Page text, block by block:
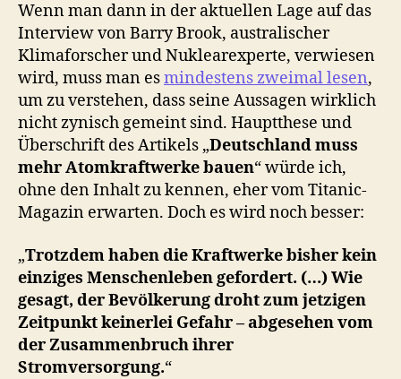
Wenn man dann in der aktuellen Lage auf das
Interview von Barry Brook, australischer
Klimaforscher und Nuklearexperte, verwiesen
wird, muss man esmindestens zweimal lesen,
um zu verstehen, dass seine Aussagen wirklich
nicht zynisch gemeint sind. Hauptthese und
Überschrift des Artikels „Deutschland muss
mehr Atomkraftwerke bauen“ würde ich,
ohne den Inhalt zu kennen, eher vom Titanic-
Magazin erwarten. Doch es wird noch besser:
„Trotzdem haben die Kraftwerke bisher kein
einziges Menschenleben gefordert. (…) Wie
gesagt, der Bevölkerung droht zum jetzigen
Zeitpunkt keinerlei Gefahr – abgesehen vom
der Zusammenbruch ihrer
Stromversorgung.“